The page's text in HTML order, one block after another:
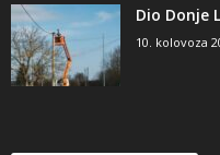
Dio Donje
10. kolovoza